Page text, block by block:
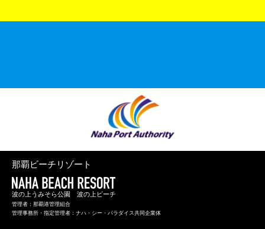
那覇ビーチリゾート
波の上うみそら公園 波の上ビーチ
管理者：那覇港管理組合
管理事務所・指定管理者：ナハ・シー・パラダイス共同企業体